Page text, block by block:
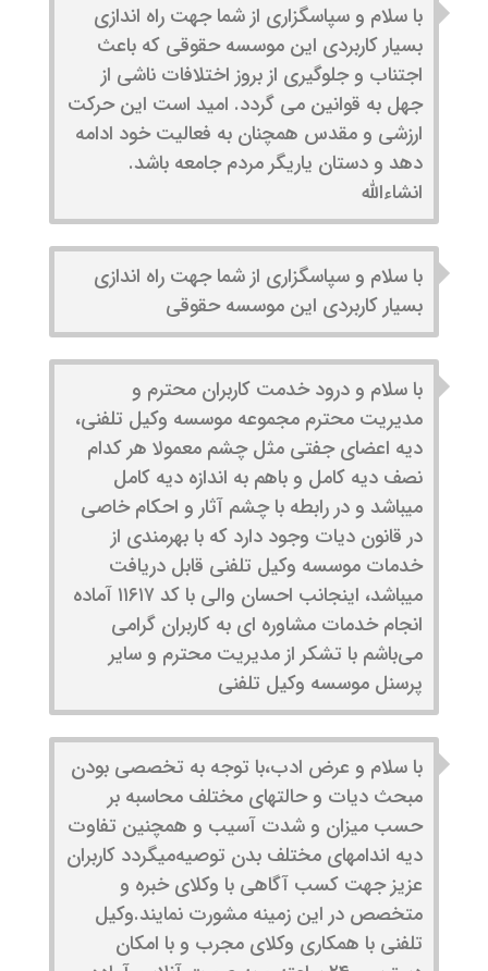
با سلام و سپاسگزاری از شما جهت راه اندازی
بسیار کاربردی این موسسه حقوقی که باعث
اجتناب و جلوگیری از بروز اختلافات ناشی از
جهل به قوانین می گردد. امید است این حرکت
ارزشی و مقدس همچنان به فعالیت خود ادامه
دهد و دستان یاریگر مردم جامعه باشد.
انشاءالله
با سلام و سپاسگزاری از شما جهت راه اندازی
بسیار کاربردی این موسسه حقوقی
با سلام و درود خدمت کاربران محترم و
مدیریت محترم مجموعه موسسه وکیل تلفنی،
دیه اعضای جفتی مثل چشم معمولا هر کدام
نصف دیه کامل و باهم به اندازه دیه کامل
میباشد و در رابطه با چشم آثار و احکام خاصی
در قانون دیات وجود دارد که با بهرمندی از
خدمات موسسه وکیل تلفنی قابل دریافت
میباشد، اینجانب احسان والی با کد ۱۱۶۱۷ آماده
انجام خدمات مشاوره ای به کاربران گرامی
می‌باشم با تشکر از مدیریت محترم و سایر
پرسنل موسسه وکیل تلفنی
با سلام و عرض ادب،با توجه به تخصصی بودن
مبحث دیات و حالتهای مختلف محاسبه بر
حسب میزان و شدت آسیب و همچنین تفاوت
دیه اندامهای مختلف بدن توصیه‌میگردد کاربران
عزیز جهت کسب آگاهی با وکلای خبره و
متخصص در این زمینه مشورت نمایند.وکیل
تلفنی با همکاری وکلای مجرب و با امکان